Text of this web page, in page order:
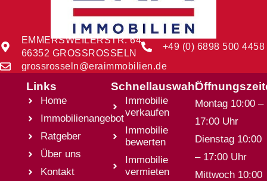
EMMERSWEILERSTR. 64
66352 GROSSROSSELN
+49 (0) 6898 500 4458
grossrosseln@eraimmobilien.de
Links
Home
Immobilienangebot
Ratgeber
Über uns
Kontakt
Schnellauswahl
Immobilie
verkaufen
Immobilie
bewerten
Immobilie
vermieten
Montag 10:00 –
17:00 Uhr
Dienstag 10:00
– 17:00 Uhr
Mittwoch 10:00